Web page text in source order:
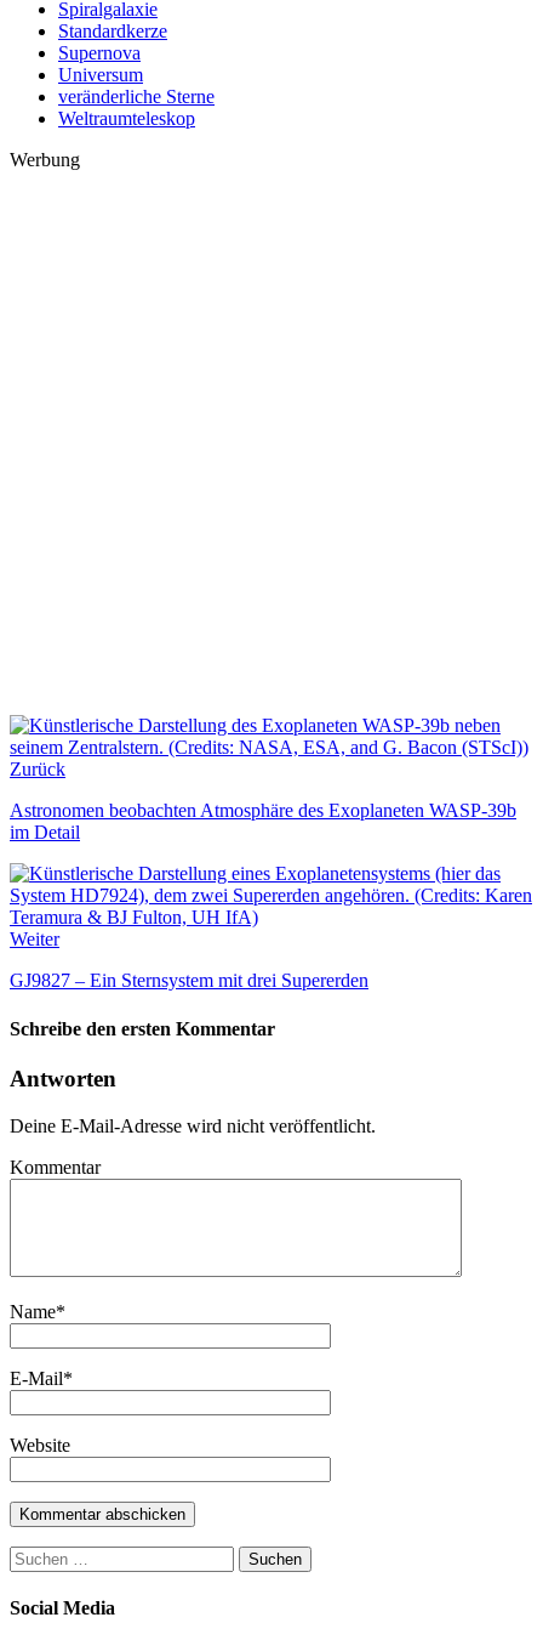
Spiralgalaxie
Standardkerze
Supernova
Universum
veränderliche Sterne
Weltraumteleskop
Werbung
Zurück
Astronomen beobachten Atmosphäre des Exoplaneten WASP-39b
im Detail
Weiter
GJ9827 – Ein Sternsystem mit drei Supererden
Schreibe den ersten Kommentar
Antworten
Deine E-Mail-Adresse wird nicht veröffentlicht.
Kommentar
Name*
E-Mail*
Website
Suchen
nach:
Social Media